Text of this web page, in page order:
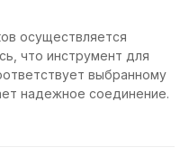
осуществляется
что инструмент для
выбранному
надежное соединение.